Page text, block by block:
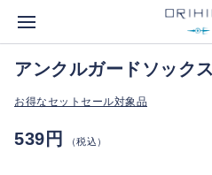
アンクルガードソック
お得なセットセール対象品
539円 （税込）